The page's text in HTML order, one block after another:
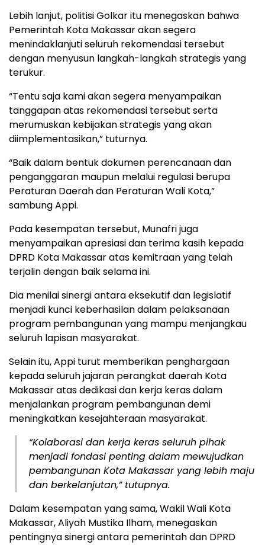
Lebih lanjut, politisi Golkar itu menegaskan bahwa
Pemerintah Kota Makassar akan segera
menindaklanjuti seluruh rekomendasi tersebut
dengan menyusun langkah-langkah strategis yang
terukur.
“Tentu saja kami akan segera menyampaikan
tanggapan atas rekomendasi tersebut serta
merumuskan kebijakan strategis yang akan
diimplementasikan,” tuturnya.
“Baik dalam bentuk dokumen perencanaan dan
penganggaran maupun melalui regulasi berupa
Peraturan Daerah dan Peraturan Wali Kota,”
sambung Appi.
Pada kesempatan tersebut, Munafri juga
menyampaikan apresiasi dan terima kasih kepada
DPRD Kota Makassar atas kemitraan yang telah
terjalin dengan baik selama ini.
Dia menilai sinergi antara eksekutif dan legislatif
menjadi kunci keberhasilan dalam pelaksanaan
program pembangunan yang mampu menjangkau
seluruh lapisan masyarakat.
Selain itu, Appi turut memberikan penghargaan
kepada seluruh jajaran perangkat daerah Kota
Makassar atas dedikasi dan kerja keras dalam
menjalankan program pembangunan demi
meningkatkan kesejahteraan masyarakat.
“Kolaborasi dan kerja keras seluruh pihak
menjadi fondasi penting dalam mewujudkan
pembangunan Kota Makassar yang lebih maju
dan berkelanjutan,” tutupnya.
Dalam kesempatan yang sama, Wakil Wali Kota
Makassar, Aliyah Mustika Ilham, menegaskan
pentingnya sinergi antara pemerintah dan DPRD